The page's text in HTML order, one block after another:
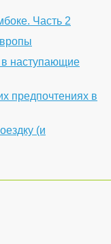
Часть 2
наступающие
предпочтениях в
(и